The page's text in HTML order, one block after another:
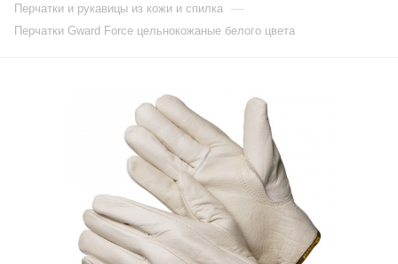
Перчатки и рукавицы из кожи и спилка —
Перчатки Gward Force цельнокожаные белого цвета